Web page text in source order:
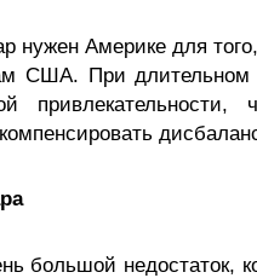
нужен Америке для
США. При длительном
большой недостаток,